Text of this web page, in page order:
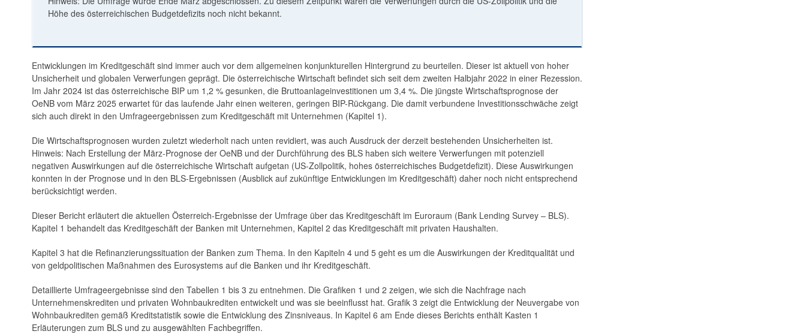
Höhe des österreichischen Budgetdefizits noch nicht bekannt.
Entwicklungen im Kreditgeschäft sind immer auch vor dem allgemeinen konjunkturellen Hintergrund zu beurteilen. Dieser ist aktuell von hoher
Unsicherheit und globalen Verwerfungen geprägt. Die österreichische Wirtschaft befindet sich seit dem zweiten Halbjahr 2022 in einer Rezession.
Im Jahr 2024 ist das österreichische BIP um 1,2 % gesunken, die Bruttoanlageinvestitionen um 3,4 %. Die jüngste Wirtschaftsprognose der
OeNB vom März 2025 erwartet für das laufende Jahr einen weiteren, geringen BIP-Rückgang. Die damit verbundene Investitionsschwäche zeigt
sich auch direkt in den Umfrageergebnissen zum Kreditgeschäft mit Unternehmen (Kapitel 1).
Die Wirtschaftsprognosen wurden zuletzt wiederholt nach unten revidiert, was auch Ausdruck der derzeit bestehenden Unsicherheiten ist.
Hinweis: Nach Erstellung der März-Prognose der OeNB und der Durchführung des BLS haben sich weitere Verwerfungen mit potenziell
negativen Auswirkungen auf die österreichische Wirtschaft aufgetan (US-Zollpolitik, hohes österreichisches Budgetdefizit). Diese Auswirkungen
konnten in der Prognose und in den BLS-Ergebnissen (Ausblick auf zukünftige Entwicklungen im Kreditgeschäft) daher noch nicht entsprechend
berücksichtigt werden.
Dieser Bericht erläutert die aktuellen Österreich-Ergebnisse der Umfrage über das Kreditgeschäft im Euroraum (Bank Lending Survey – BLS).
Kapitel 1 behandelt das Kreditgeschäft der Banken mit Unternehmen, Kapitel 2 das Kreditgeschäft mit privaten Haushalten.
Kapitel 3 hat die Refinanzierungssituation der Banken zum Thema. In den Kapiteln 4 und 5 geht es um die Auswirkungen der Kreditqualität und
von geldpolitischen Maßnahmen des Eurosystems auf die Banken und ihr Kreditgeschäft.
Detaillierte Umfrageergebnisse sind den Tabellen 1 bis 3 zu entnehmen. Die Grafiken 1 und 2 zeigen, wie sich die Nachfrage nach
Unternehmenskrediten und privaten Wohnbaukrediten entwickelt und was sie beeinflusst hat. Grafik 3 zeigt die Entwicklung der Neuvergabe von
Wohnbaukrediten gemäß Kreditstatistik sowie die Entwicklung des Zinsniveaus. In Kapitel 6 am Ende dieses Berichts enthält Kasten 1
Erläuterungen zum BLS und zu ausgewählten Fachbegriffen.